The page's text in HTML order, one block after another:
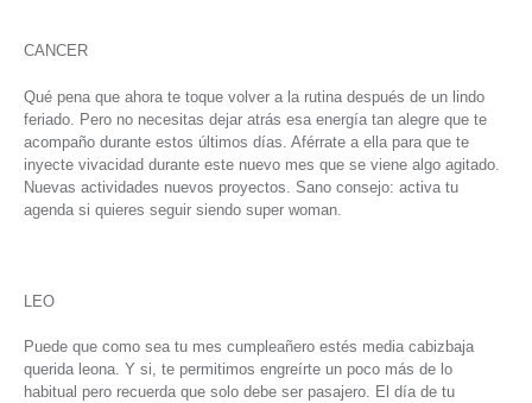
CANCER
Qué pena que ahora te toque volver a la rutina después de un lindo
feriado. Pero no necesitas dejar atrás esa energía tan alegre que te
acompaño durante estos últimos días. Aférrate a ella para que te
inyecte vivacidad durante este nuevo mes que se viene algo agitado.
Nuevas actividades nuevos proyectos. Sano consejo: activa tu
agenda si quieres seguir siendo super woman.
LEO
Puede que como sea tu mes cumpleañero estés media cabizbaja
querida leona. Y si, te permitimos engreírte un poco más de lo
habitual pero recuerda que solo debe ser pasajero. El día de tu